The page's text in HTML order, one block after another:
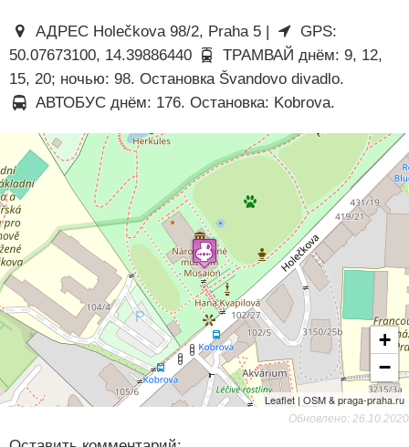
АДРЕС Holečkova 98/2, Praha 5 |
GPS:
50.07673100, 14.39886440
ТРАМВАЙ днём: 9, 12,
15, 20; ночью: 98. Остановка Švandovo divadlo.
АВТОБУС днём: 176. Остановка: Kobrova.
+
−
Leaflet | OSM & praga-praha.ru
Обновлено: 26.10.2020